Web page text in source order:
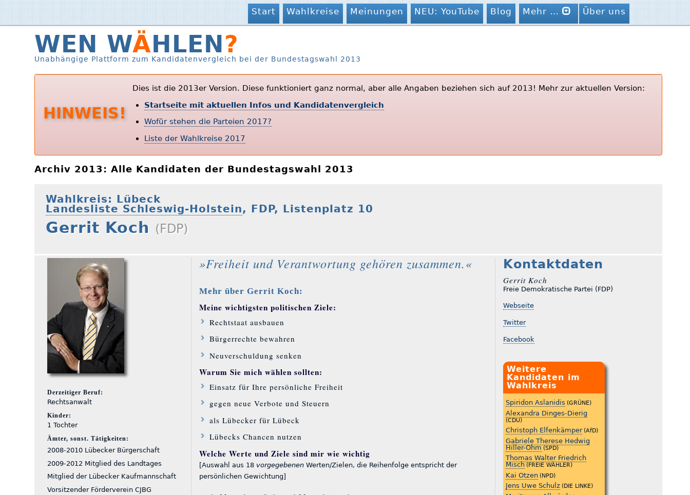
Start Wahlkreise Meinungen NEU: YouTube Blog Mehr … Über uns
WEN WÄHLEN?
Unabhängige Plattform zum Kandidatenvergleich bei der Bundestagswahl 2013
HINWEIS!
Dies ist die 2013er Version. Diese funktioniert ganz normal, aber alle Angaben beziehen sich auf 2013! Mehr zur aktuellen Version:
Startseite mit aktuellen Infos und Kandidatenvergleich
Wofür stehen die Parteien 2017?
Liste der Wahlkreise 2017
Archiv 2013: Alle Kandidaten der Bundestagswahl 2013
Wahlkreis: Lübeck
Landesliste Schleswig-Holstein, FDP, Listenplatz 10
Gerrit Koch (FDP)
Derzeitiger Beruf:
Rechtsanwalt
Kinder:
1 Tochter
Ämter, sonst. Tätigkeiten:
2008-2010 Lübecker Bürgerschaft
2009-2012 Mitglied des Landtages
Mitglied der Lübecker Kaufmannschaft
Vorsitzender Förderverein CJBG
»Freiheit und Verantwortung gehören zusammen.«
Mehr über Gerrit Koch:
Meine wichtigsten politischen Ziele:
Rechtstaat ausbauen
Bürgerrechte bewahren
Neuverschuldung senken
Warum Sie mich wählen sollten:
Einsatz für Ihre persönliche Freiheit
gegen neue Verbote und Steuern
als Lübecker für Lübeck
Lübecks Chancen nutzen
Welche Werte und Ziele sind mir wie wichtig
[Auswahl aus 18 vorgegebenenWerten/Zielen, die Reihenfolge entspricht der
persönlichen Gewichtung]
Kontaktdaten
Gerrit Koch
Freie Demokratische Partei (FDP)
Webseite
Twitter
Facebook
Weitere
Kandidaten im
Wahlkreis
Spiridon Aslanidis (GRÜNE)
Alexandra Dinges-Dierig
(CDU)
Christoph Elfenkämper (AfD)
Gabriele Therese Hedwig
Hiller-Ohm (SPD)
Thomas Walter Friedrich
Misch (FREIE WÄHLER)
Kai Otzen (NPD)
Jens Uwe Schulz (DIE LINKE)